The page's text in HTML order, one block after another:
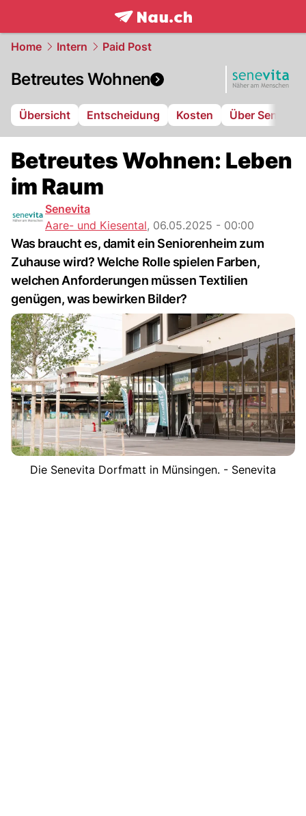
frontpage.NAU.ch
Home Intern Paid Post
Betreutes Wohnen
Übersicht Entscheidung Kosten Über Senevita
Betreutes Wohnen: Leben
im Raum
Senevita
Aare- und Kiesental, 06.05.2025 - 00:00
Was braucht es, damit ein Seniorenheim zum
Zuhause wird? Welche Rolle spielen Farben,
welchen Anforderungen müssen Textilien
genügen, was bewirken Bilder?
Die Senevita Dorfmatt in Münsingen. - Senevita